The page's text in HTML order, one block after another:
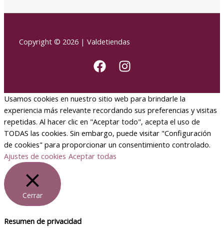
Copyright © 2026 | Valdetiendas
Usamos cookies en nuestro sitio web para brindarle la
experiencia más relevante recordando sus preferencias y visitas
repetidas. Al hacer clic en "Aceptar todo", acepta el uso de
TODAS las cookies. Sin embargo, puede visitar "Configuración
de cookies" para proporcionar un consentimiento controlado.
Ajustes de cookies Aceptar todas
Cerrar
Resumen de privacidad